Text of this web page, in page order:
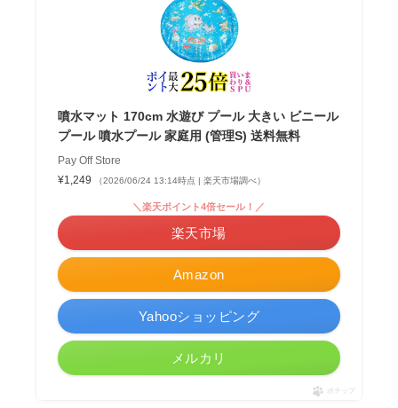
噴水マット 170cm 水遊び プール 大きい ビニール
プール 噴水プール 家庭用 (管理S) 送料無料
Pay Off Store
¥1,249
（2026/06/24 13:14時点 | 楽天市場調べ）
Amazon
＼楽天ポイント4倍セール！／
楽天市場
Yahooショッピング
メルカリ
ポチップ